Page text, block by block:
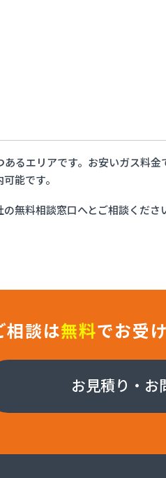
るエリアです。お安いガス料
能です。
無料相談窓口へとご相談くださ
相談は無料でお受
お見積り・お